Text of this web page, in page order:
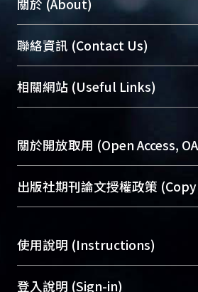
關於 (About)
臺大位居世界頂尖大學之列，
展現本校豐碩的研究成果及學
機構典藏（NTUR）與學術庫（
台，成為臺大學術典藏NTU
成果。
To permanently archive and
profiles and scholarly works,
services of “NTU Repository”
聯絡資訊 (Contact Us)
總館學科館員(Main Library)
醫學圖書館學科館員(Medical
Sciences Library)
相關網站 (Useful Links)
關於開放取用 (Open Access,
開放取用是從使用者角度提升
動，應用在學術研究上是透過
用逐年攀升。同時可加速研究
Archive）平台。 （點選深入了解
出版社期刊論文授權政策
含部分內容的版權非匯入者
助與合作完成，請確認該版
意提供此授權。
使用說明 (Instructions)
網站簡介(Quickstart Guide)
登入說明 (Sign-in)